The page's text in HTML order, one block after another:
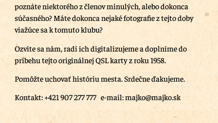
poznáte niektorého z členov minulých, alebo dokonca
súčasného? Máte dokonca nejaké fotografie z tejto doby
viažúce sa k tomuto klubu?
Ozvite sa nám, radi ich digitalizujeme a doplníme do
príbehu tejto originálnej QSL karty z roku 1958.
Pomôžte uchovať históriu mesta. Srdečne ďakujeme.
Kontakt: +421 907 277 777 e-mail: majko@majko.sk